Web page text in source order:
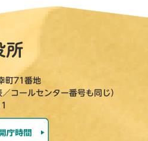
町71番地
ールセンター番号も同じ）